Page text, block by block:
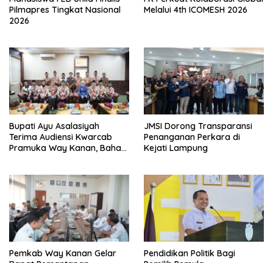
Pilmapres Tingkat Nasional
2026
Melalui 4th ICOMESH 2026
Bupati Ayu Asalasiyah
Terima Audiensi Kwarcab
Pramuka Way Kanan, Bahas
JMSI Dorong Transparansi
Penanganan Perkara di
Kejati Lampung
Pemkab Way Kanan Gelar
Pendidikan Politik Bagi